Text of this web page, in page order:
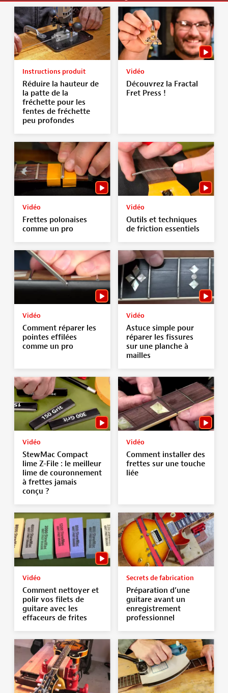
Instructions produit
Réduire la hauteur de
la patte de la
fréchette pour les
fentes de fréchette
peu profondes
Vidéo
Découvrez la Fractal
Fret Press !
Vidéo
Frettes polonaises
comme un pro
Vidéo
Outils et techniques
de friction essentiels
Vidéo
Comment réparer les
pointes effilées
comme un pro
Vidéo
Astuce simple pour
réparer les fissures
sur une planche à
mailles
Vidéo
StewMac Compact
lime Z-File : le meilleur
lime de couronnement
à frettes jamais
conçu ?
Vidéo
Comment installer des
frettes sur une touche
liée
Vidéo
Comment nettoyer et
polir vos filets de
guitare avec les
effaceurs de frites
Secrets de fabrication
Préparation d’une
guitare avant un
enregistrement
professionnel